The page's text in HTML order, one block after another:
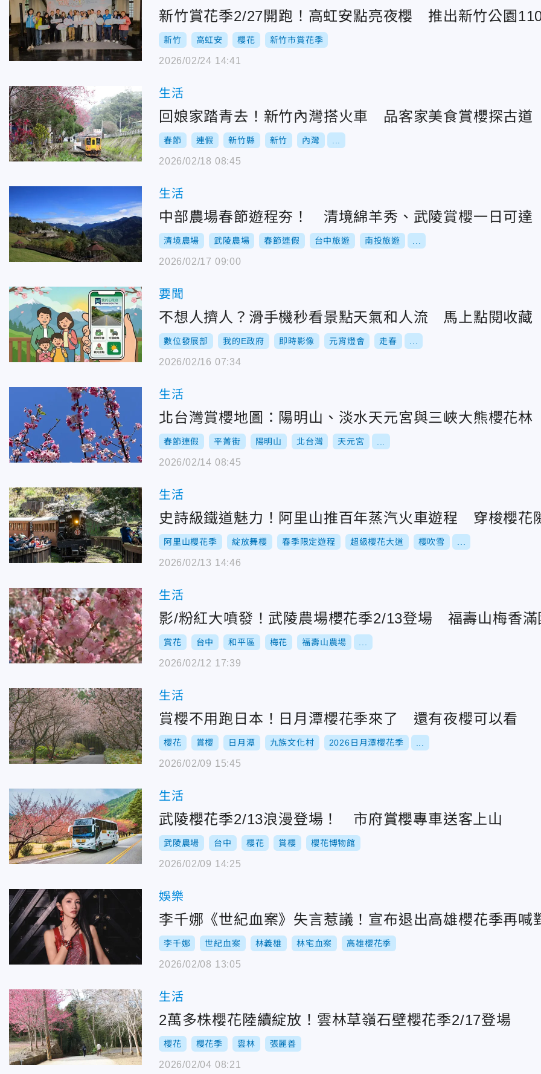
新竹賞花季2/27開跑！高虹安點亮夜櫻 推出新竹公園
新竹 高虹安 櫻花 新竹市賞花季
2026/02/24 14:41
生活
回娘家踏青去！新竹內灣搭火車 品客家美食賞櫻探古道
春節 連假 新竹縣 新竹 內灣
2026/02/18 08:45
生活
中部農場春節遊程夯！ 清境綿羊秀、武陵賞櫻一日可達
清境農場 武陵農場 春節連假 台中旅遊 南投旅遊
2026/02/17 09:00
要聞
不想人擠人？滑手機秒看景點天氣和人流 馬上點閱收藏
數位發展部 我的E政府 即時影像 元宵燈會 走春
2026/02/16 07:34
生活
北台灣賞櫻地圖：陽明山、淡水天元宮與三峽大熊櫻花林
春節連假 平菁街 陽明山 北台灣 天元宮
2026/02/14 08:45
生活
史詩級鐵道魅力！阿里山推百年蒸汽火車遊程 穿梭櫻花
阿里山櫻花季 綻放舞櫻 春季限定遊程 超級櫻花大道 櫻吹雪
2026/02/13 14:46
生活
影/粉紅大噴發！武陵農場櫻花季2/13登場 福壽山梅香滿
賞花 台中 和平區 梅花 福壽山農場
2026/02/12 17:39
生活
賞櫻不用跑日本！日月潭櫻花季來了 還有夜櫻可以看
櫻花 賞櫻 日月潭 九族文化村 2026日月潭櫻花季
2026/02/09 15:45
生活
武陵櫻花季2/13浪漫登場！ 市府賞櫻專車送客上山
武陵農場 台中 櫻花 賞櫻 櫻花博物館
2026/02/09 14:25
娛樂
李千娜《世紀血案》失言惹議！宣布退出高雄櫻花季再喊
李千娜 世紀血案 林義雄 林宅血案 高雄櫻花季
2026/02/08 13:05
生活
2萬多株櫻花陸續綻放！雲林草嶺石壁櫻花季2/17登場
櫻花 櫻花季 雲林 張麗善
2026/02/04 08:21